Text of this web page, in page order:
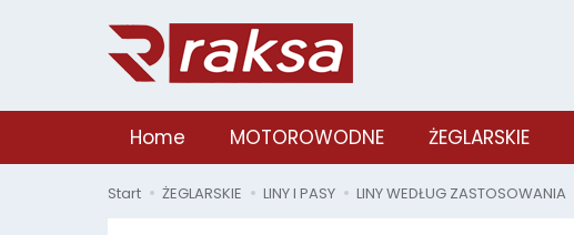
Home MOTOROWODNE ŻEGLARSKIE
Start ŻEGLARSKIE LINY I PASY LINY WEDŁUG ZASTOSOWANIA